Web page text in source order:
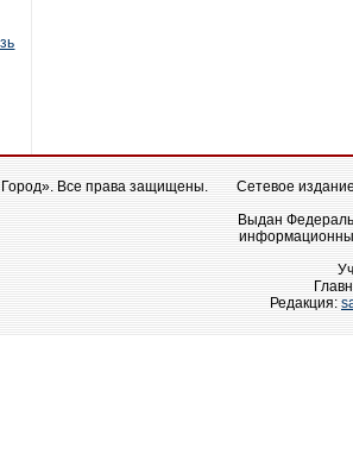
Все права защищены.
Сетевое
Выдан
Редакция: